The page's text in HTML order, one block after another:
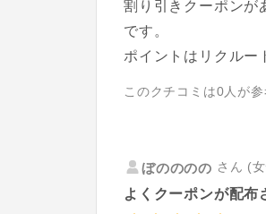
割り引きクーポンが
です。
ポイントはリクルー
このクチコミは0人が
ぼのののの さん (
よくクーポンが配布